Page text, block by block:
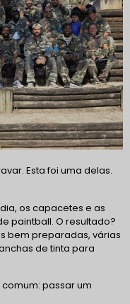
Esta foi uma delas.
os capacetes e as
paintball. O resultado?
bem preparadas, várias
de tinta para
passar um